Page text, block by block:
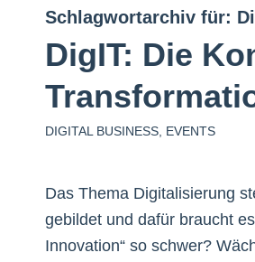
Schlagwortarchiv für:
DigIT: Die
DIGITAL BUSINESS EVENTS
Das Thema Digitalisierung
gebildet und dafür braucht
Innovation“ so schwer?